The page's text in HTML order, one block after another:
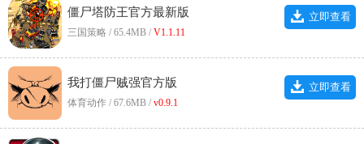
僵尸塔防王官方最新版
三国策略 / 65.4MB / V1.1.11
立即查看
我打僵尸贼强官方版
体育动作 / 67.6MB / v0.9.1
立即查看